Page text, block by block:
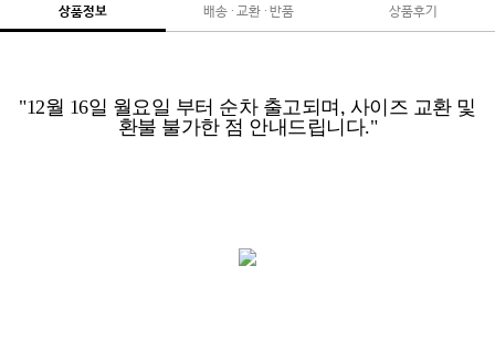
상품정보 배송 · 교환 · 반품 상품후기
"12월 16일 월요일 부터 순차 출고되며, 사이즈 교환 및
환불 불가한 점 안내드립니다."